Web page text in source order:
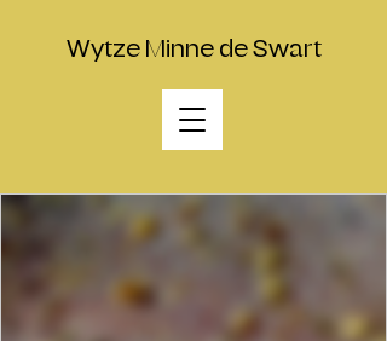
Wytze Minne de Swart